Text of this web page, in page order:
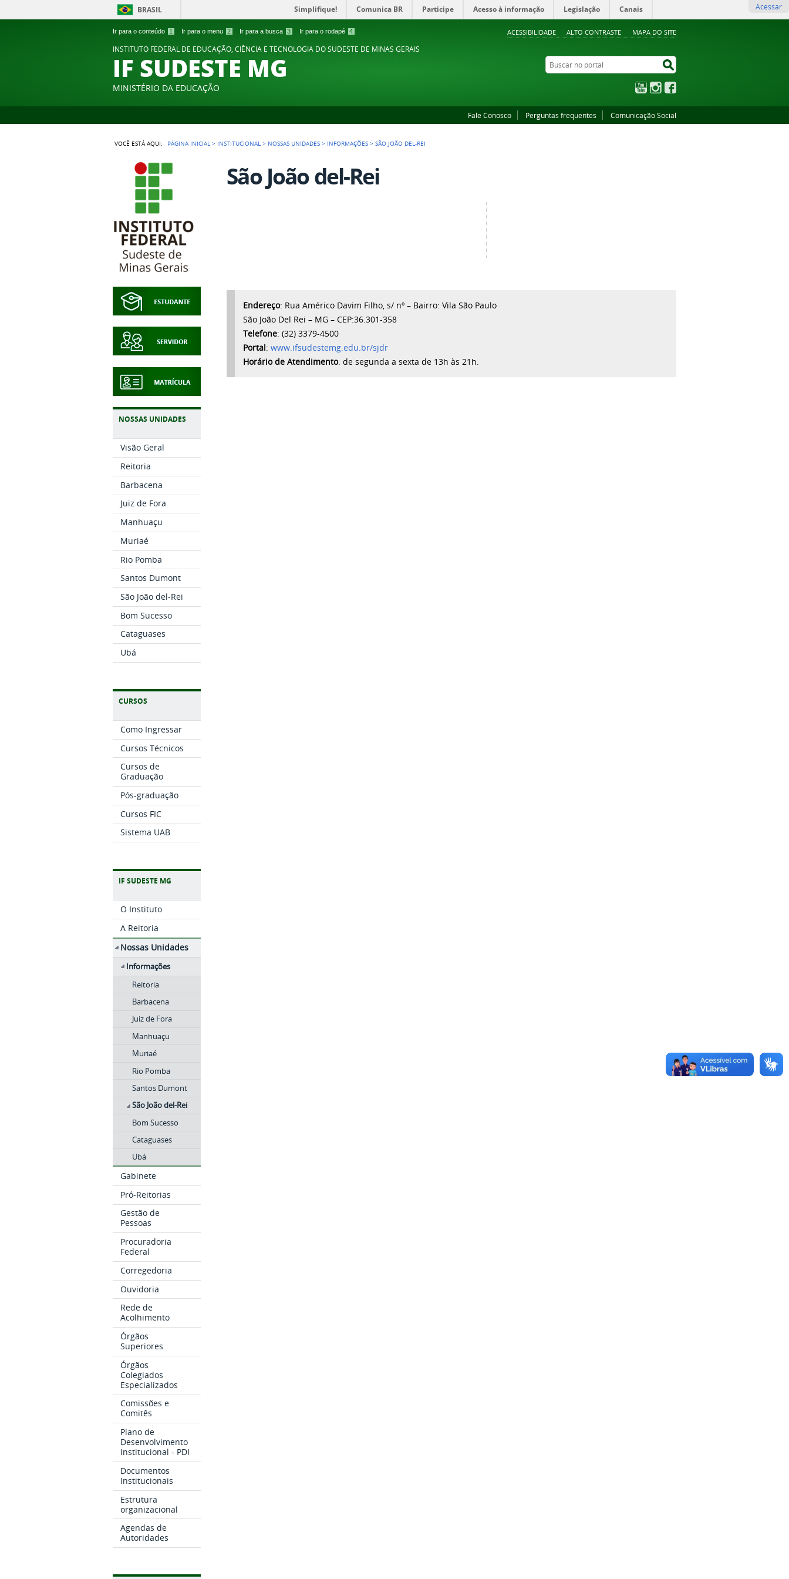
Ir para o conteúdo 1 Ir para o menu 2 Ir para a busca 3 Ir para o rodapé 4 ACESSIBILIDADE ALTO CONTRASTE MAPA DO SITE
BRASIL Simplifique! Comunica BR Participe Acesso à informação Legislação Canais Acessar
INSTITUTO FEDERAL DE EDUCAÇÃO, CIÊNCIA E TECNOLOGIA DO SUDESTE DE MINAS GERAIS
IF SUDESTE MG
MINISTÉRIO DA EDUCAÇÃO
Buscar no portal
YouTubeInstagram
Fale Conosco Perguntas frequentes Comunicação Social
VOCÊ ESTÁ AQUI: PÁGINA INICIAL > INSTITUCIONAL > NOSSAS UNIDADES > INFORMAÇÕES >SÃO JOÃO DEL-REI
NOSSAS UNIDADES
Visão Geral
Reitoria
Barbacena
Juiz de Fora
Manhuaçu
Muriaé
Rio Pomba
Santos Dumont
São João del-Rei
Bom Sucesso
Cataguases
Ubá
CURSOS
Como Ingressar
Cursos Técnicos
Cursos de
Graduação
Pós-graduação
Cursos FIC
Sistema UAB
IF SUDESTE MG
O Instituto
A Reitoria
Nossas Unidades
Informações
Reitoria
Barbacena
Juiz de Fora
Manhuaçu
Muriaé
Rio Pomba
Santos Dumont
São João del-Rei
Bom Sucesso
Cataguases
Ubá
Gabinete
Pró-Reitorias
Gestão de
Pessoas
Procuradoria
Federal
Corregedoria
Ouvidoria
Rede de
Acolhimento
Órgãos
Superiores
Órgãos
Colegiados
Especializados
Comissões e
Comitês
Plano de
Desenvolvimento
Institucional - PDI
Documentos
Institucionais
Estrutura
organizacional
Agendas de
Autoridades
São João del-Rei
Endereço: Rua Américo Davim Filho, s/ nº – Bairro: Vila São Paulo
São João Del Rei – MG – CEP:36.301-358
Telefone: (32) 3379-4500
Portal: www.ifsudestemg.edu.br/sjdr
Horário de Atendimento: de segunda a sexta de 13h às 21h.